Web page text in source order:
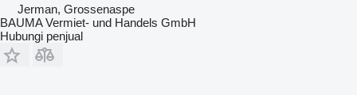
Jerman, Grossenaspe
BAUMA Vermiet- und Handels GmbH
Hubungi penjual